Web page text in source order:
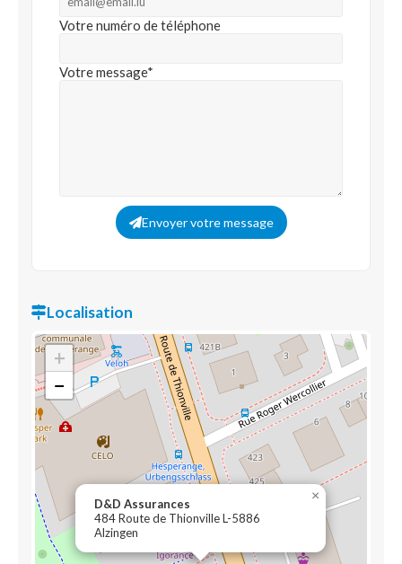
Votre numéro de téléphone
Votre message*
Envoyer votre message
Localisation
D&D Assurances
484 Route de Thionville L-5886
Alzingen
×
+
−